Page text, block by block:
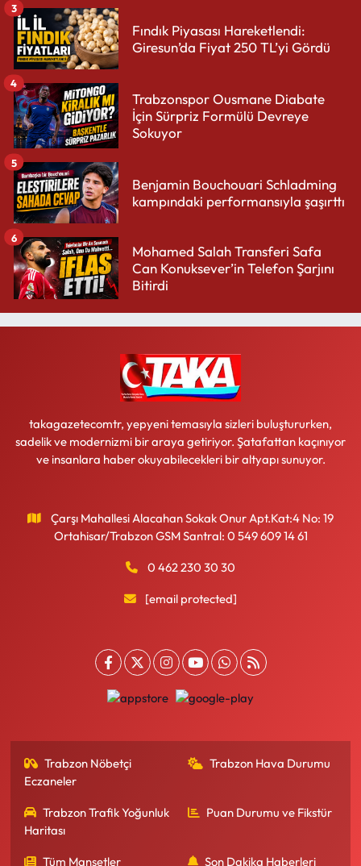
Fındık Piyasası Hareketlendi:
Giresun’da Fiyat 250 TL’yi Gördü
3
Trabzonspor Ousmane Diabate
İçin Sürpriz Formülü Devreye
Sokuyor
4
Benjamin Bouchouari Schladming
kampındaki performansıyla şaşırttı
5
Mohamed Salah Transferi Safa
Can Konuksever’in Telefon Şarjını
Bitirdi
6
takagazetecomtr, yepyeni temasıyla sizleri buluştururken,
sadelik ve modernizmi bir araya getiriyor. Şatafattan kaçınıyor
ve insanlara haber okuyabilecekleri bir altyapı sunuyor.
Çarşı Mahallesi Alacahan Sokak Onur Apt.Kat:4 No: 19
Ortahisar/Trabzon GSM Santral: 0 549 609 14 61
0 462 230 30 30
[email protected]
Trabzon Nöbetçi
Eczaneler
Trabzon Hava Durumu
Trabzon Trafik Yoğunluk
Haritası
Puan Durumu ve Fikstür
Tüm Manşetler Son Dakika Haberleri